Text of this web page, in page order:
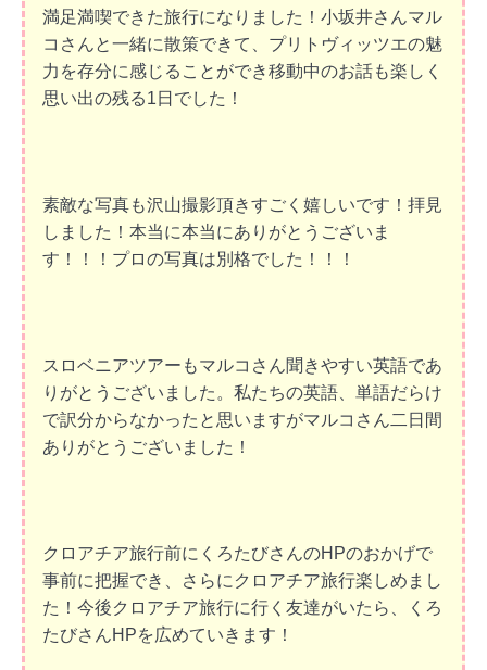
満足満喫できた旅行になりました！小坂井さんマル
コさんと一緒に散策できて、プリトヴィッツエの魅
力を存分に感じることができ移動中のお話も楽しく
思い出の残る1日でした！
素敵な写真も沢山撮影頂きすごく嬉しいです！拝見
しました！本当に本当にありがとうございま
す！！！プロの写真は別格でした！！！
スロベニアツアーもマルコさん聞きやすい英語であ
りがとうございました。私たちの英語、単語だらけ
で訳分からなかったと思いますがマルコさん二日間
ありがとうございました！
クロアチア旅行前にくろたびさんのHPのおかげで
事前に把握でき、さらにクロアチア旅行楽しめまし
た！今後クロアチア旅行に行く友達がいたら、くろ
たびさんHPを広めていきます！